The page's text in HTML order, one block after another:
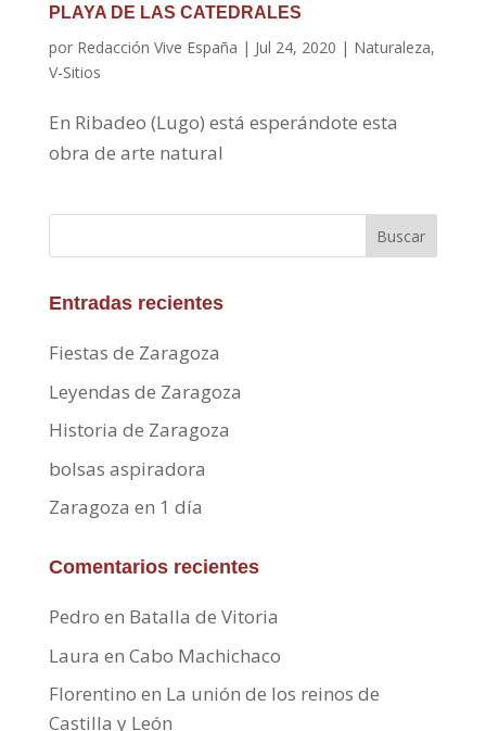
PLAYA DE LAS CATEDRALES
por Redacción Vive España | Jul 24, 2020 | Naturaleza,
V-Sitios
En Ribadeo (Lugo) está esperándote esta
obra de arte natural
Buscar
Entradas recientes
Fiestas de Zaragoza
Leyendas de Zaragoza
Historia de Zaragoza
bolsas aspiradora
Zaragoza en 1 día
Comentarios recientes
Pedro en Batalla de Vitoria
Laura en Cabo Machichaco
Florentino en La unión de los reinos de
Castilla y León